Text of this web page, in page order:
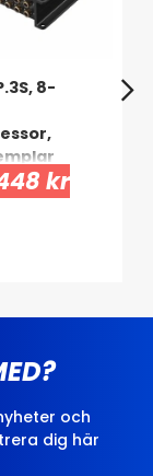
8-
kr
och
dig här